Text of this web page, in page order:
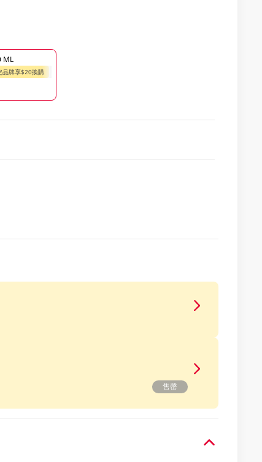
ML
品牌享$20換購
售罄